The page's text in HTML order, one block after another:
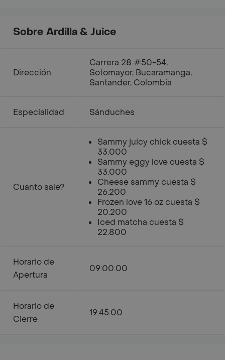
Sobre Ardilla & Juice
Dirección
Carrera 28 #50-54,
Sotomayor, Bucaramanga,
Santander, Colombia
Especialidad Sánduches
Cuanto sale?
Sammy juicy chick cuesta $
33.000
Sammy eggy love cuesta $
33.000
Cheese sammy cuesta $
26.200
Frozen love 16 oz cuesta $
20.200
Iced matcha cuesta $
22.800
Horario de
Apertura
09:00:00
Horario de
Cierre
19:45:00